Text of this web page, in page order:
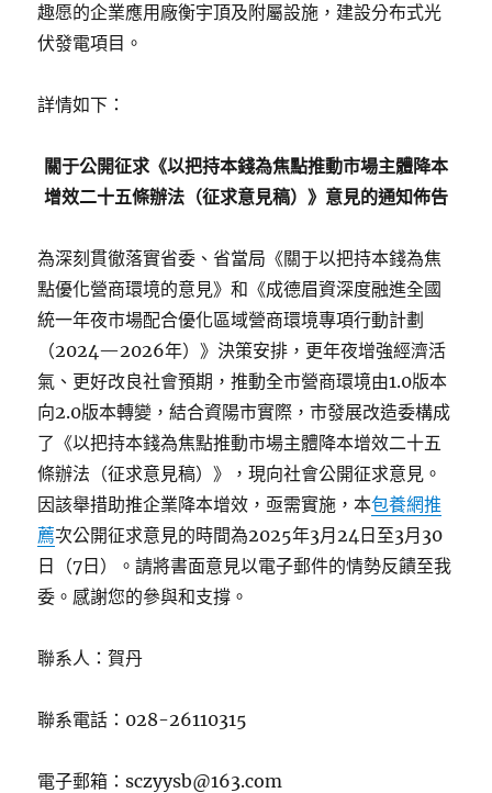
趣愿的企業應用廠衡宇頂及附屬設施，建設分布式光
伏發電項目。
詳情如下：
關于公開征求《以把持本錢為焦點推動市場主體降本
增效二十五條辦法（征求意見稿）》意見的通知佈告
為深刻貫徹落實省委、省當局《關于以把持本錢為焦
點優化營商環境的意見》和《成德眉資深度融進全國
統一年夜市場配合優化區域營商環境專項行動計劃
（2024—2026年）》決策安排，更年夜增強經濟活
氣、更好改良社會預期，推動全市營商環境由1.0版本
向2.0版本轉變，結合資陽市實際，市發展改造委構成
了《以把持本錢為焦點推動市場主體降本增效二十五
條辦法（征求意見稿）》，現向社會公開征求意見。
因該舉措助推企業降本增效，亟需實施，本包養網推
薦次公開征求意見的時間為2025年3月24日至3月30
日（7日）。請將書面意見以電子郵件的情勢反饋至我
委。感謝您的參與和支撐。
聯系人：賀丹
聯系電話：028-26110315
電子郵箱：sczyysb@163.com